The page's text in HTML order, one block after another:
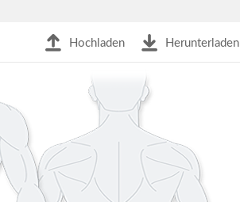
Hochladen Herunterladen